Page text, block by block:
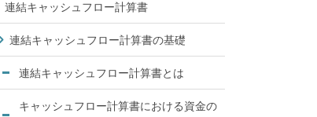
連結キャッシュフロー計算書
連結キャッシュフロー計算書の基礎
連結キャッシュフロー計算書とは
キャッシュフロー計算書における資金の